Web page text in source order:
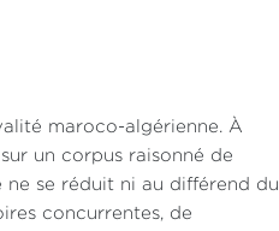
maroco-algérienne. À
un corpus raisonné de
se réduit ni au différend du
concurrentes, de